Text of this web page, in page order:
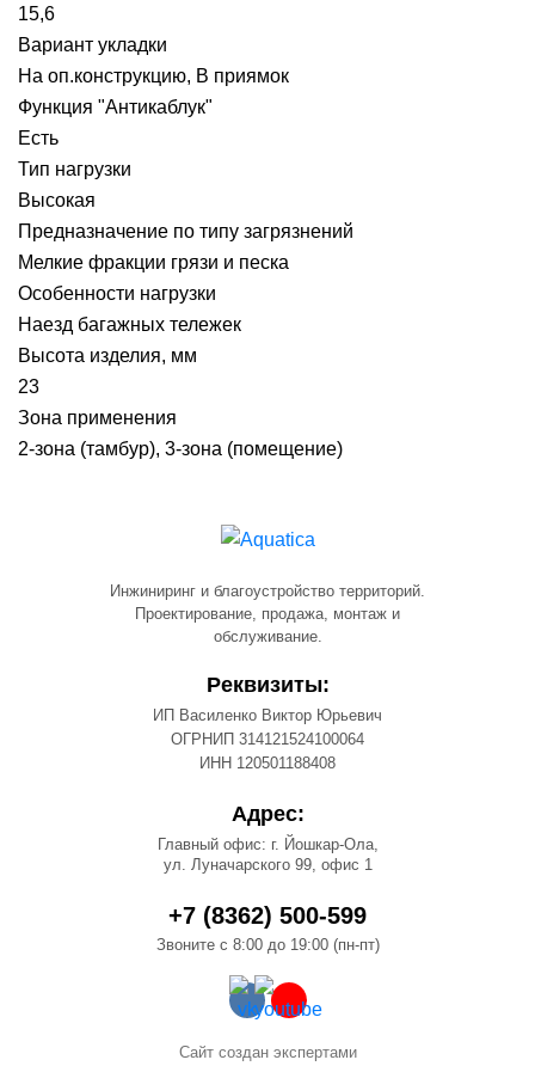
15,6
Вариант укладки
На оп.конструкцию, В приямок
Функция "Антикаблук"
Есть
Тип нагрузки
Высокая
Предназначение по типу загрязнений
Мелкие фракции грязи и песка
Особенности нагрузки
Наезд багажных тележек
Высота изделия, мм
23
Зона применения
2-зона (тамбур), 3-зона (помещение)
Инжиниринг и благоустройство территорий.
Проектирование, продажа, монтаж и
обслуживание.
Реквизиты:
ИП Василенко Виктор Юрьевич
ОГРНИП 314121524100064
ИНН 120501188408
Адрес:
Главный офис: г. Йошкар-Ола,
ул. Луначарского 99, офис 1
+7 (8362) 500-599
Звоните с 8:00 до 19:00 (пн-пт)
Сайт создан экспертами